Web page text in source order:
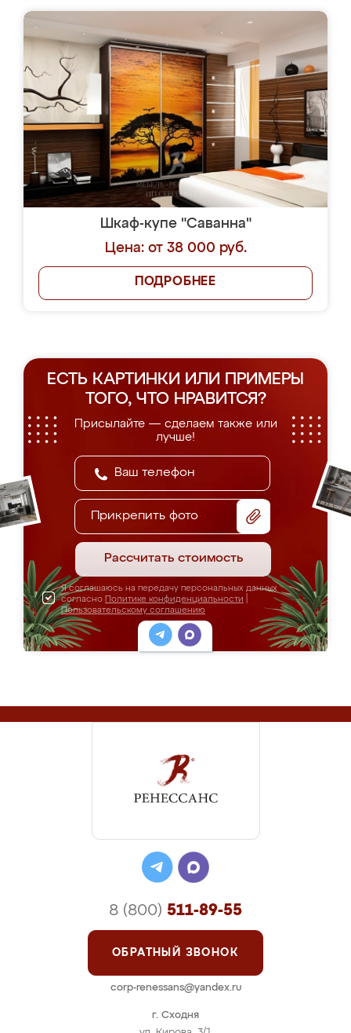
Шкаф-купе "Саванна"
Цена: от 38 000 руб.
ПОДРОБНЕЕ
ЕСТЬ КАРТИНКИ ИЛИ ПРИМЕРЫ
ТОГО, ЧТО НРАВИТСЯ?
Присылайте — сделаем также или
лучше!
Прикрепить фото
Рассчитать стоимость
Я соглашаюсь на передачу персональных данных
согласно Политике конфиденциальности
Пользовательскому соглашению
г. Сходня
8 (800) 511-89-55
ОБРАТНЫЙ ЗВОНОК
corp-renessans@yandex.ru